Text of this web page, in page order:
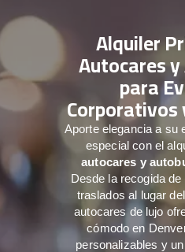
Alquiler
Autocares
para
Corporativos
Aporte elegancia a su
especial con el
autocares y
Desde la recogida
traslados al lugar
autocares de lujo
cómodo en
personalizables y